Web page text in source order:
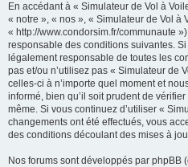
En accédant à « Simulateur de Vol à
« notre », « nos », « Simulateur de Vol à
« http://www.condorsim.fr/communaute
responsable des conditions suivantes. Si
légalement responsable de toutes les
pas et/ou n’utilisez pas « Simulateur de
celles-ci à n’importe quel moment et
informé, bien qu’il soit prudent de
même. Si vous continuez d’utiliser «
changements ont été effectués, vous
des conditions découlant des mises à
Nos forums sont développés par phpBB